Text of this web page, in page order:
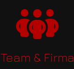
Team & Firma